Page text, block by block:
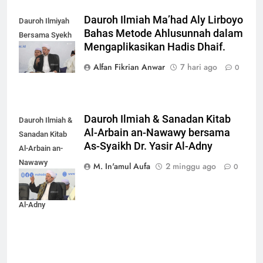
Dauroh Ilmiyah
Bersama Syekh
Yasir Al-Adny
Dauroh Ilmiah Ma’had Aly Lirboyo
Bahas Metode Ahlusunnah dalam
Mengaplikasikan Hadis Dhaif.
Alfan Fikrian Anwar
7 hari ago 0
Dauroh Ilmiah &
Sanadan Kitab
Al-Arbain an-
Nawawy
bersama As-
Syaikh Dr. Yasir
Al-Adny
Dauroh Ilmiah & Sanadan Kitab
Al-Arbain an-Nawawy bersama
As-Syaikh Dr. Yasir Al-Adny
M. In'amul Aufa
2 minggu ago 0